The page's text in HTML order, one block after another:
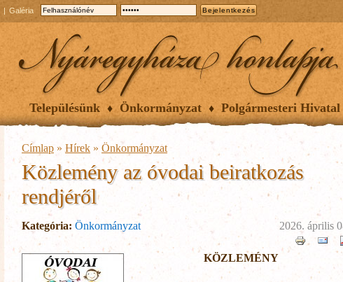
Galéria
Településünk Önkormányzat Polgármesteri Hivatal
Címlap » Hírek » Önkormányzat
Közlemény az óvodai beiratkozás
rendjéről
2026. április
Kategória: Önkormányzat
KÖZLEMÉNY